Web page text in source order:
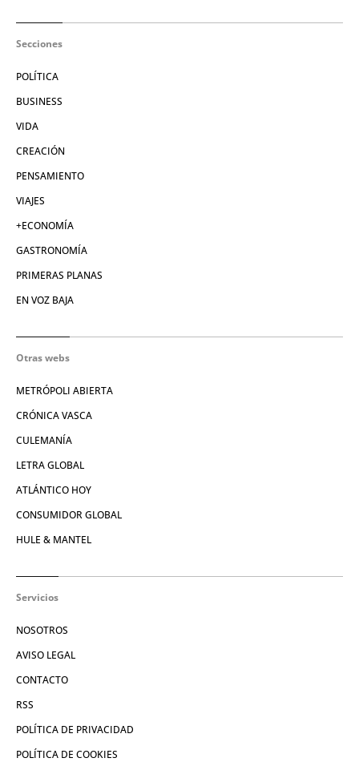
Secciones
POLÍTICA
BUSINESS
VIDA
CREACIÓN
PENSAMIENTO
VIAJES
+ECONOMÍA
GASTRONOMÍA
PRIMERAS PLANAS
EN VOZ BAJA
Otras webs
METRÓPOLI ABIERTA
CRÓNICA VASCA
CULEMANÍA
LETRA GLOBAL
ATLÁNTICO HOY
CONSUMIDOR GLOBAL
HULE & MANTEL
Servicios
NOSOTROS
AVISO LEGAL
CONTACTO
RSS
POLÍTICA DE PRIVACIDAD
POLÍTICA DE COOKIES